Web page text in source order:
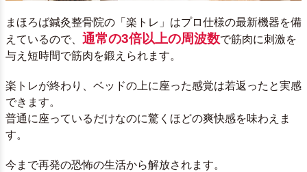
まほろば鍼灸整骨院の「楽トレ」はプロ仕様の最新機器を備
えているので、 通常の3倍以上の周波数で筋肉に刺激を
与え短時間で筋肉を鍛えられます。
楽トレが終わり、ベッドの上に座った感覚は若返ったと実感
できます。
普通に座っているだけなのに驚くほどの爽快感を味わえま
す。
今まで再発の恐怖の生活から解放されます。